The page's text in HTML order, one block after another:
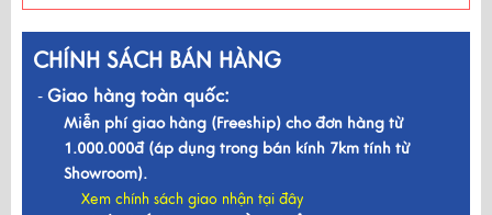
CHÍNH SÁCH BÁN HÀNG
- Giao hàng toàn quốc:
Miễn phí giao hàng (Freeship) cho đơn hàng từ
1.000.000đ (áp dụng trong bán kính 7km tính từ
Showroom).
Xem chính sách giao nhận tại đây